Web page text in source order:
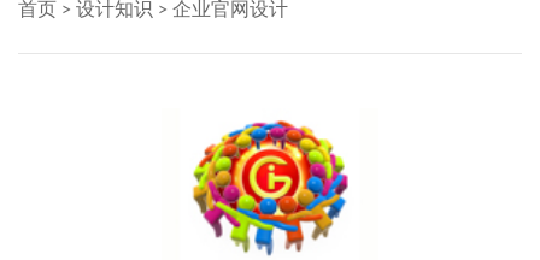
首页 > 设计知识 > 企业官网设计